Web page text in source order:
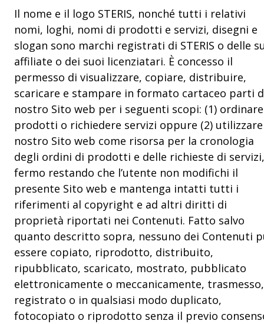
Il nome e il logo STERIS, nonché tutti i relativi
nomi, loghi, nomi di prodotti e servizi, disegni e
slogan sono marchi registrati di STERIS o delle
affiliate o dei suoi licenziatari. È concesso il
permesso di visualizzare, copiare, distribuire,
scaricare e stampare in formato cartaceo parti
nostro Sito web per i seguenti scopi: (1) ordinare
prodotti o richiedere servizi oppure (2)
nostro Sito web come risorsa per la cronologia
degli ordini di prodotti e delle richieste di servizi,
fermo restando che l’utente non modifichi il
presente Sito web e mantenga intatti tutti i
riferimenti al copyright e ad altri diritti di
proprietà riportati nei Contenuti. Fatto salvo
quanto descritto sopra, nessuno dei Contenuti
essere copiato, riprodotto, distribuito,
ripubblicato, scaricato, mostrato, pubblicato
elettronicamente o meccanicamente, trasmesso,
registrato o in qualsiasi modo duplicato,
fotocopiato o riprodotto senza il previo